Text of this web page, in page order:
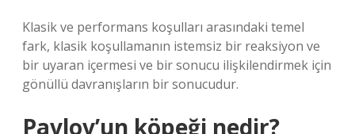
Klasik ve performans koşulları arasındaki temel
fark, klasik koşullamanın istemsiz bir reaksiyon ve
bir uyaran içermesi ve bir sonucu ilişkilendirmek için
gönüllü davranışların bir sonucudur.
Pavlov’un köpeği nedir?